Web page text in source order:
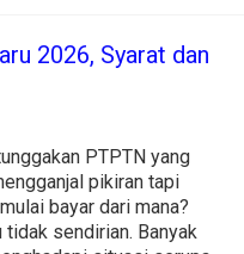
2026, Syarat dan
PTPTN yang
pikiran tapi
bayar dari mana?
tidak sendirian. Banyak